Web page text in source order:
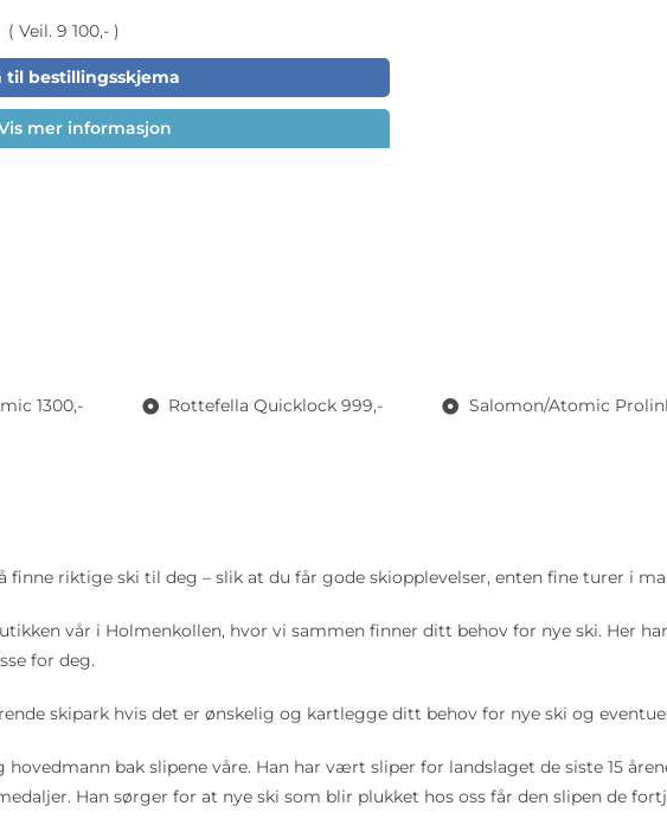
( Veil. 9 100,- )
til bestillingsskjema
mer informasjon
1300,- Rottefella Quicklock 999,- Salomon/Atomic
finne riktige ski til deg – slik at du får gode skiopplevelser, enten fine turer i
vår i Holmenkollen, hvor vi sammen finner ditt behov for nye ski. Her
for deg.
skipark hvis det er ønskelig og kartlegge ditt behov for nye ski og
hovedmann bak slipene våre. Han har vært sliper for landslaget de siste 15
Han sørger for at nye ski som blir plukket hos oss får den slipen de